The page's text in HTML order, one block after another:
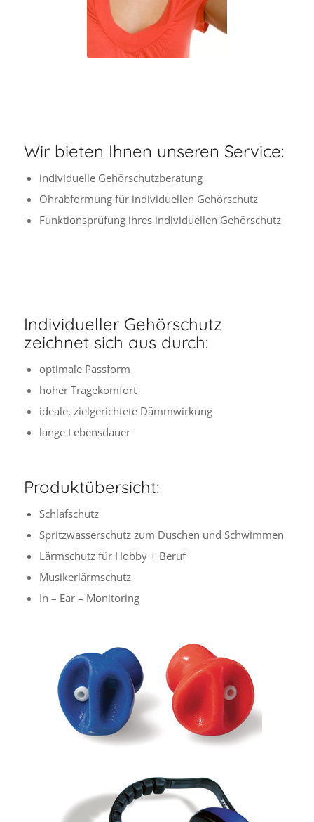
Wir bieten Ihnen unseren Service:
individuelle Gehörschutzberatung
Ohrabformung für individuellen Gehörschutz
Funktionsprüfung ihres individuellen Gehörschutz
Individueller Gehörschutz
zeichnet sich aus durch:
optimale Passform
hoher Tragekomfort
ideale, zielgerichtete Dämmwirkung
lange Lebensdauer
Produktübersicht:
Schlafschutz
Spritzwasserschutz zum Duschen und Schwimmen
Lärmschutz für Hobby + Beruf
Musikerlärmschutz
In – Ear – Monitoring